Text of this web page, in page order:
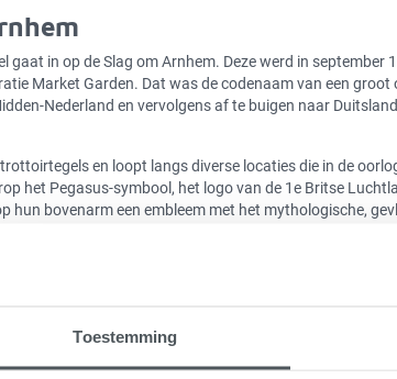
Toestemming
gaat in op de Slag om Arnhem. Deze werd in september
Market Garden. Dat was de codenaam van een
Nederland en vervolgens af te buigen naar
en loopt langs diverse locaties die in de
het Pegasus-symbool, het logo van de 1e Britse
hun bovenarm een embleem met het mythologische,
van ongeveer 8 km en heeft geen verplichte vaste
en scootmobilisten, neemt u mee naar de
audiotour. Het fijne ervan is dat u wordt meegenomen